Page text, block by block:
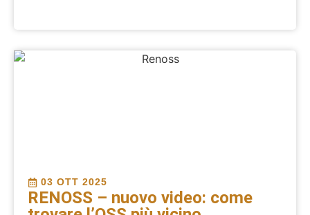
03 OTT 2025
RENOSS – nuovo video: come